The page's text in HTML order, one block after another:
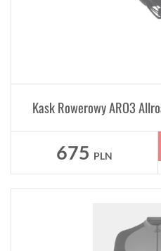
Kask Rowerowy ARO3
675 PLN